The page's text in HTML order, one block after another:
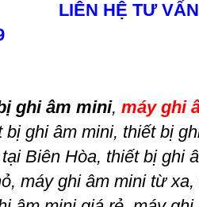
LIÊN HỆ TƯ VẤN
ghi âm mini, máy ghi
bị ghi âm mini, thiết bị
Biên Hòa, thiết bị ghi
máy ghi âm mini từ